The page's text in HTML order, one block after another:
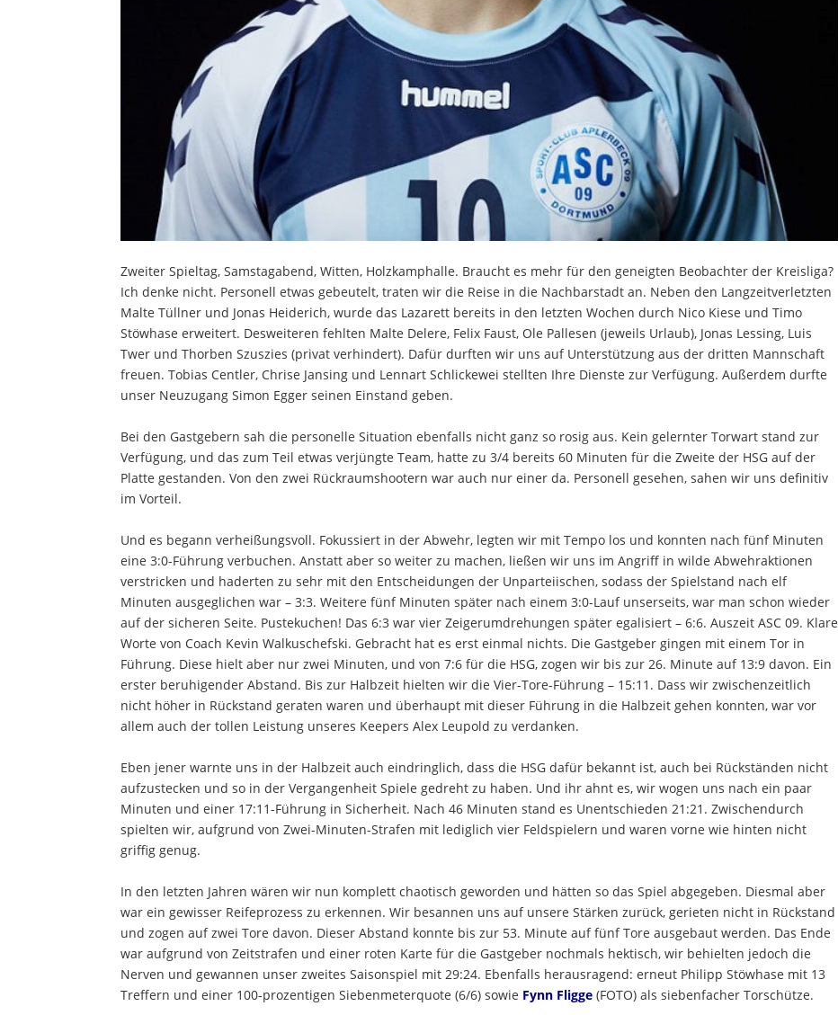
Zweiter Spieltag, Samstagabend, Witten, Holzkamphalle. Braucht es mehr für den geneigten Beobachter der Kreisliga?
Ich denke nicht. Personell etwas gebeutelt, traten wir die Reise in die Nachbarstadt an. Neben den Langzeitverletzten
Malte Tüllner und Jonas Heiderich, wurde das Lazarett bereits in den letzten Wochen durch Nico Kiese und Timo
Stöwhase erweitert. Desweiteren fehlten Malte Delere, Felix Faust, Ole Pallesen (jeweils Urlaub), Jonas Lessing, Luis
Twer und Thorben Szuszies (privat verhindert). Dafür durften wir uns auf Unterstützung aus der dritten Mannschaft
freuen. Tobias Centler, Chrise Jansing und Lennart Schlickewei stellten Ihre Dienste zur Verfügung. Außerdem durfte
unser Neuzugang Simon Egger seinen Einstand geben.
Bei den Gastgebern sah die personelle Situation ebenfalls nicht ganz so rosig aus. Kein gelernter Torwart stand zur
Verfügung, und das zum Teil etwas verjüngte Team, hatte zu 3/4 bereits 60 Minuten für die Zweite der HSG auf der
Platte gestanden. Von den zwei Rückraumshootern war auch nur einer da. Personell gesehen, sahen wir uns definitiv
im Vorteil.
Und es begann verheißungsvoll. Fokussiert in der Abwehr, legten wir mit Tempo los und konnten nach fünf Minuten
eine 3:0-Führung verbuchen. Anstatt aber so weiter zu machen, ließen wir uns im Angriff in wilde Abwehraktionen
verstricken und haderten zu sehr mit den Entscheidungen der Unparteiischen, sodass der Spielstand nach elf
Minuten ausgeglichen war – 3:3. Weitere fünf Minuten später nach einem 3:0-Lauf unserseits, war man schon wieder
auf der sicheren Seite. Pustekuchen! Das 6:3 war vier Zeigerumdrehungen später egalisiert – 6:6. Auszeit ASC 09. Klare
Worte von Coach Kevin Walkuschefski. Gebracht hat es erst einmal nichts. Die Gastgeber gingen mit einem Tor in
Führung. Diese hielt aber nur zwei Minuten, und von 7:6 für die HSG, zogen wir bis zur 26. Minute auf 13:9 davon. Ein
erster beruhigender Abstand. Bis zur Halbzeit hielten wir die Vier-Tore-Führung – 15:11. Dass wir zwischenzeitlich
nicht höher in Rückstand geraten waren und überhaupt mit dieser Führung in die Halbzeit gehen konnten, war vor
allem auch der tollen Leistung unseres Keepers Alex Leupold zu verdanken.
Eben jener warnte uns in der Halbzeit auch eindringlich, dass die HSG dafür bekannt ist, auch bei Rückständen nicht
aufzustecken und so in der Vergangenheit Spiele gedreht zu haben. Und ihr ahnt es, wir wogen uns nach ein paar
Minuten und einer 17:11-Führung in Sicherheit. Nach 46 Minuten stand es Unentschieden 21:21. Zwischendurch
spielten wir, aufgrund von Zwei-Minuten-Strafen mit lediglich vier Feldspielern und waren vorne wie hinten nicht
griffig genug.
In den letzten Jahren wären wir nun komplett chaotisch geworden und hätten so das Spiel abgegeben. Diesmal aber
war ein gewisser Reifeprozess zu erkennen. Wir besannen uns auf unsere Stärken zurück, gerieten nicht in Rückstand
und zogen auf zwei Tore davon. Dieser Abstand konnte bis zur 53. Minute auf fünf Tore ausgebaut werden. Das Ende
war aufgrund von Zeitstrafen und einer roten Karte für die Gastgeber nochmals hektisch, wir behielten jedoch die
Nerven und gewannen unser zweites Saisonspiel mit 29:24. Ebenfalls herausragend: erneut Philipp Stöwhase mit 13
Treffern und einer 100-prozentigen Siebenmeterquote (6/6) sowie Fynn Fligge (FOTO) als siebenfacher Torschütze.